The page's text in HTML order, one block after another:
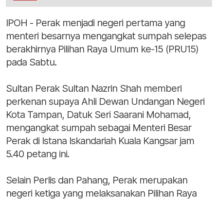
IPOH - Perak menjadi negeri pertama yang
menteri besarnya mengangkat sumpah selepas
berakhirnya Pilihan Raya Umum ke-15 (PRU15)
pada Sabtu.
Sultan Perak Sultan Nazrin Shah memberi
perkenan supaya Ahli Dewan Undangan Negeri
Kota Tampan, Datuk Seri Saarani Mohamad,
mengangkat sumpah sebagai Menteri Besar
Perak di Istana Iskandariah Kuala Kangsar jam
5.40 petang ini.
Selain Perlis dan Pahang, Perak merupakan
negeri ketiga yang melaksanakan Pilihan Raya